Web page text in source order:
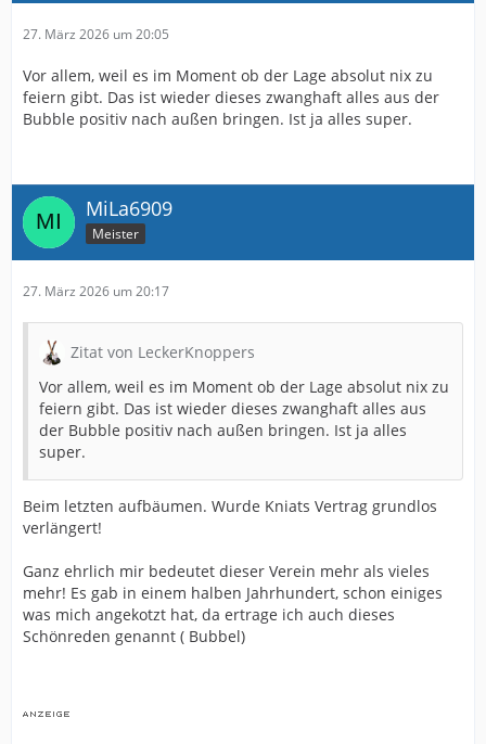
27. März 2026 um 20:05
Vor allem, weil es im Moment ob der Lage absolut nix zu
feiern gibt. Das ist wieder dieses zwanghaft alles aus der
Bubble positiv nach außen bringen. Ist ja alles super.
MiLa6909
Meister
27. März 2026 um 20:17
Zitat von LeckerKnoppers
Vor allem, weil es im Moment ob der Lage absolut nix zu
feiern gibt. Das ist wieder dieses zwanghaft alles aus
der Bubble positiv nach außen bringen. Ist ja alles
super.
Beim letzten aufbäumen. Wurde Kniats Vertrag grundlos
verlängert!
Ganz ehrlich mir bedeutet dieser Verein mehr als vieles
mehr! Es gab in einem halben Jahrhundert, schon einiges
was mich angekotzt hat, da ertrage ich auch dieses
Schönreden genannt ( Bubbel)